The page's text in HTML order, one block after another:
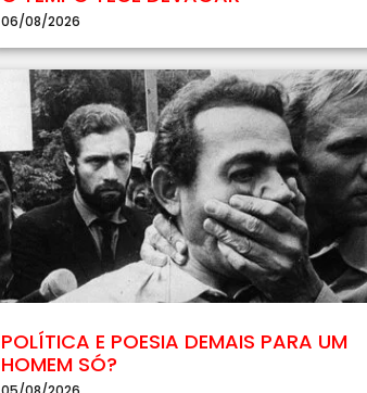
06/08/2026
POLÍTICA E POESIA DEMAIS PARA UM
HOMEM SÓ?